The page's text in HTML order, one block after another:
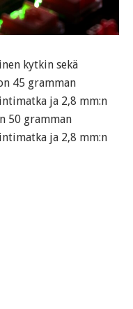
kytkin sekä
45 gramman
ja 2,8 mm:n
50 gramman
ja 2,8 mm:n